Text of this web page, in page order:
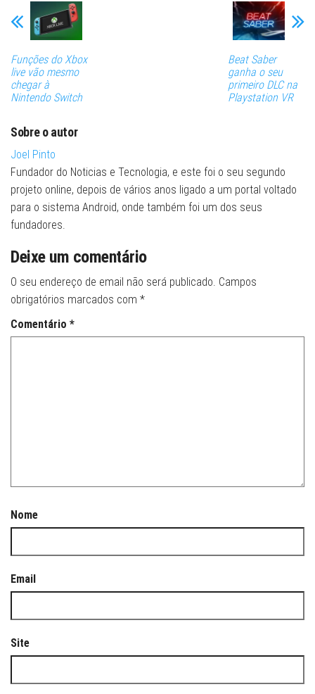
Funções do Xbox
live vão mesmo
chegar à
Nintendo Switch
Beat Saber
ganha o seu
primeiro DLC na
Playstation VR
Sobre o autor
Joel Pinto
Fundador do Noticias e Tecnologia, e este foi o seu segundo
projeto online, depois de vários anos ligado a um portal voltado
para o sistema Android, onde também foi um dos seus
fundadores.
Deixe um comentário
O seu endereço de email não será publicado. Campos
obrigatórios marcados com *
Comentário *
Nome
Email
Site